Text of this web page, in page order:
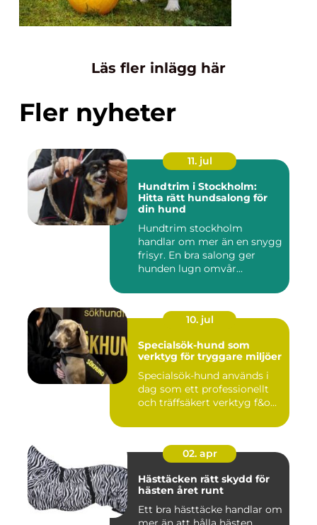
Läs fler inlägg här
Fler nyheter
11. jul
Hundtrim i Stockholm:
Hitta rätt hundsalong för
din hund
Hundtrim stockholm
handlar om mer än en snygg
frisyr. En bra salong ger
hunden lugn omvår...
10. jul
Specialsök-hund som
verktyg för tryggare miljöer
Specialsök-hund används i
dag som ett professionellt
och träffsäkert verktyg f&o...
02. apr
Hästtäcken rätt skydd för
hästen året runt
Ett bra hästtäcke handlar om